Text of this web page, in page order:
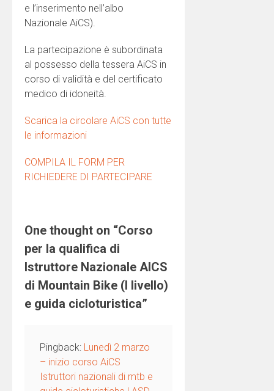
e l’inserimento nell’albo
Nazionale AiCS).
La partecipazione è subordinata
al possesso della tessera AiCS in
corso di validità e del certificato
medico di idoneità.
Scarica la circolare AiCS con tutte
le informazioni
COMPILA IL FORM PER
RICHIEDERE DI PARTECIPARE
One thought on “Corso
per la qualifica di
Istruttore Nazionale AICS
di Mountain Bike (I livello)
e guida cicloturistica”
Pingback: Lunedì 2 marzo
– inizio corso AiCS
Istruttori nazionali di mtb e